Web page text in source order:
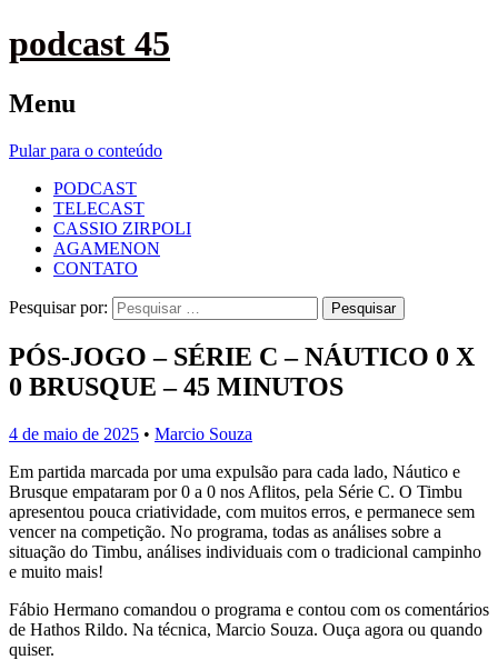
podcast 45
Menu
Pular para o conteúdo
PODCAST
TELECAST
CASSIO ZIRPOLI
AGAMENON
CONTATO
Pesquisar por:
PÓS-JOGO – SÉRIE C – NÁUTICO 0 X
0 BRUSQUE – 45 MINUTOS
4 de maio de 2025 • Marcio Souza
Em partida marcada por uma expulsão para cada lado, Náutico e
Brusque empataram por 0 a 0 nos Aflitos, pela Série C. O Timbu
apresentou pouca criatividade, com muitos erros, e permanece sem
vencer na competição. No programa, todas as análises sobre a
situação do Timbu, análises individuais com o tradicional campinho
e muito mais!
Fábio Hermano comandou o programa e contou com os comentários
de Hathos Rildo. Na técnica, Marcio Souza. Ouça agora ou quando
quiser.